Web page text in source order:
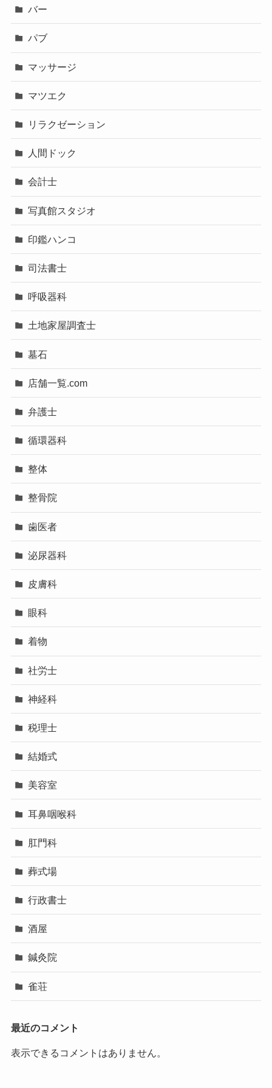
バー
パブ
マッサージ
マツエク
リラクゼーション
人間ドック
会計士
写真館スタジオ
印鑑ハンコ
司法書士
呼吸器科
土地家屋調査士
墓石
店舗一覧.com
弁護士
循環器科
整体
整骨院
歯医者
泌尿器科
皮膚科
眼科
着物
社労士
神経科
税理士
結婚式
美容室
耳鼻咽喉科
肛門科
葬式場
行政書士
酒屋
鍼灸院
雀荘
最近のコメント
表示できるコメントはありません。